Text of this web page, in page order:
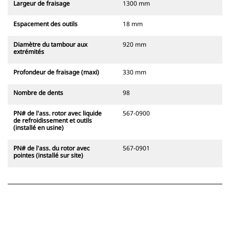
Largeur de fraisage 1300 mm
Espacement des outils 18 mm
Diamètre du tambour aux
extrémités
920 mm
Profondeur de fraisage (maxi) 330 mm
Nombre de dents 98
PN# de l'ass. rotor avec liquide
de refroidissement et outils
(installé en usine)
567-0900
PN# de l'ass. du rotor avec
pointes (installé sur site)
567-0901